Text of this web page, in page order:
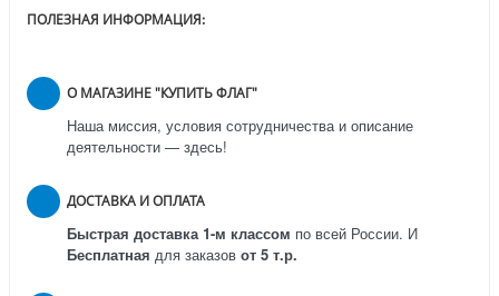
ПОЛЕЗНАЯ ИНФОРМАЦИЯ:
О МАГАЗИНЕ "КУПИТЬ ФЛАГ"
Наша миссия, условия сотрудничества и описание
деятельности — здесь!
ДОСТАВКА И ОПЛАТА
Быстрая доставка 1-м классом по всей России. И
Бесплатная для заказов от 5 т.р.